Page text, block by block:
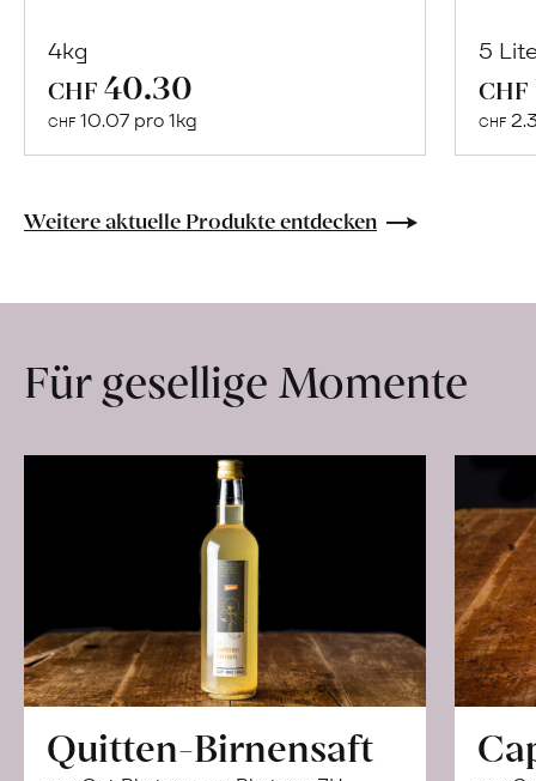
4kg
CHF 40.30
CHF 10.07 pro 1kg
Huerta
Perucha
5
CHF
CHF
Weitere aktuelle Produkte entdecken
Für gesellige Momente
Quitten-Birnensaft